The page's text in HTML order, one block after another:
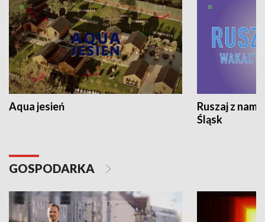
Aqua jesień
Ruszaj z
Śląsk
GOSPODARKA